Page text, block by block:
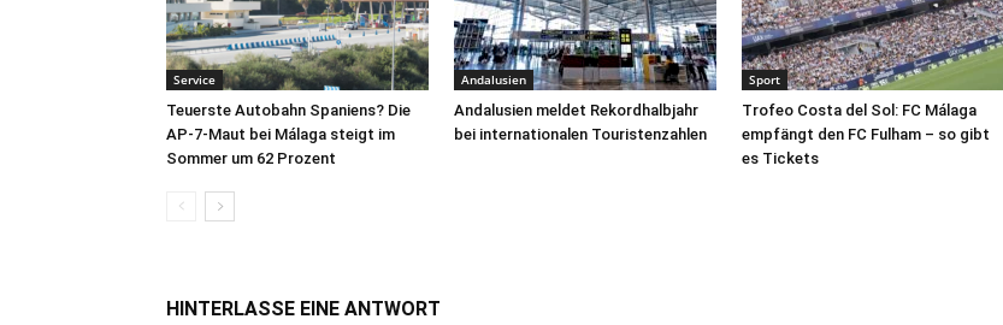
Service
Teuerste Autobahn Spaniens? Die
AP-7-Maut bei Málaga steigt im
Sommer um 62 Prozent
Andalusien
Andalusien meldet Rekordhalbjahr
bei internationalen Touristenzahlen
Sport
Trofeo Costa del Sol: FC Málaga
empfängt den FC Fulham – so gibt
es Tickets
HINTERLASSE EINE ANTWORT